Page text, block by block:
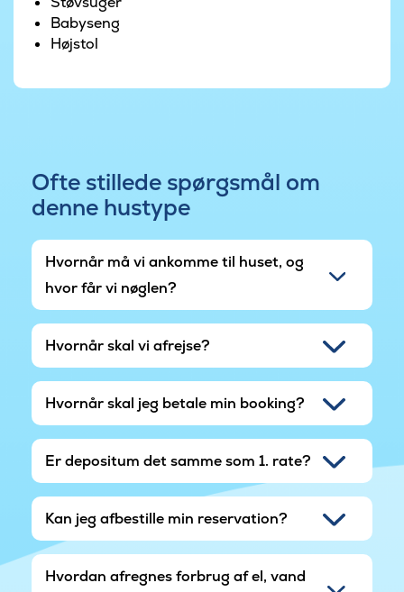
Babyseng
Højstol
Ofte stillede spørgsmål om
denne hustype
Hvornår må vi ankomme til huset, og
hvor får vi nøglen?
Hvornår skal vi afrejse?
Hvornår skal jeg betale min booking?
Er depositum det samme som 1. rate?
Kan jeg afbestille min reservation?
Hvordan afregnes forbrug af el, vand